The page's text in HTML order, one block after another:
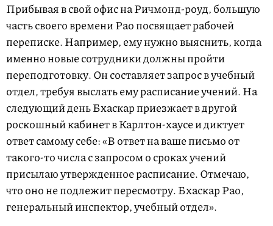
Прибывая в свой офис на Ричмонд-роуд, большую
часть своего времени Рао посвящает рабочей
переписке. Например, ему нужно выяснить, когда
именно новые сотрудники должны пройти
переподготовку. Он составляет запрос в учебный
отдел, требуя выслать ему расписание учений. На
следующий день Бхаскар приезжает в другой
роскошный кабинет в Карлтон-хаусе и диктует
ответ самому себе: «В ответ на ваше письмо от
такого-то числа с запросом о сроках учений
присылаю утверж­денное расписание. Отмечаю,
что оно не подлежит пересмотру. Бхаскар Рао,
генеральный инспектор, учебный отдел».